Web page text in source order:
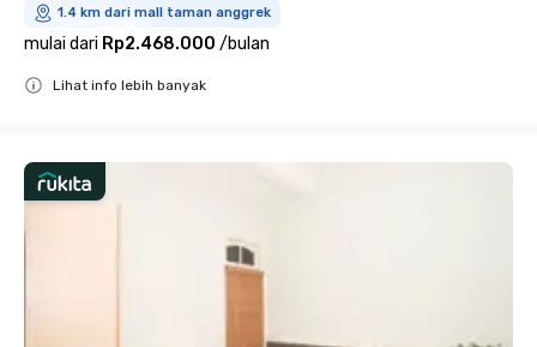
1.4 km dari mall taman anggrek
mulai dari Rp2.468.000 /bulan
Lihat info lebih banyak